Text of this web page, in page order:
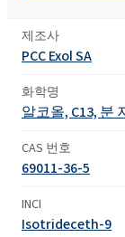
제조사
PCC Exol SA
화학명
알코올, C13, 분
CAS 번호
69011-36-5
INCI
Isotrideceth-9